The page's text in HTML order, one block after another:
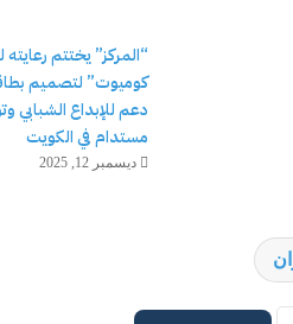
“المركز” يختتم
كوميوت” لتصميم
دعم للإبداع الشبابي
مستدام في الكويت
ديسمبر 12, 2025